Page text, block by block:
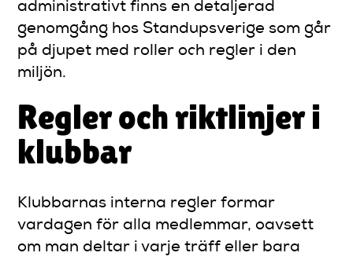
administrativt finns en detaljerad
genomgång hos Standupsverige som går
på djupet med roller och regler i den
miljön.
Regler och riktlinjer i
klubbar
Klubbarnas interna regler formar
vardagen för alla medlemmar, oavsett
om man deltar i varje träff eller bara